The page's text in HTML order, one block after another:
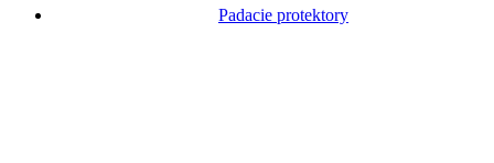
Padacie protektory